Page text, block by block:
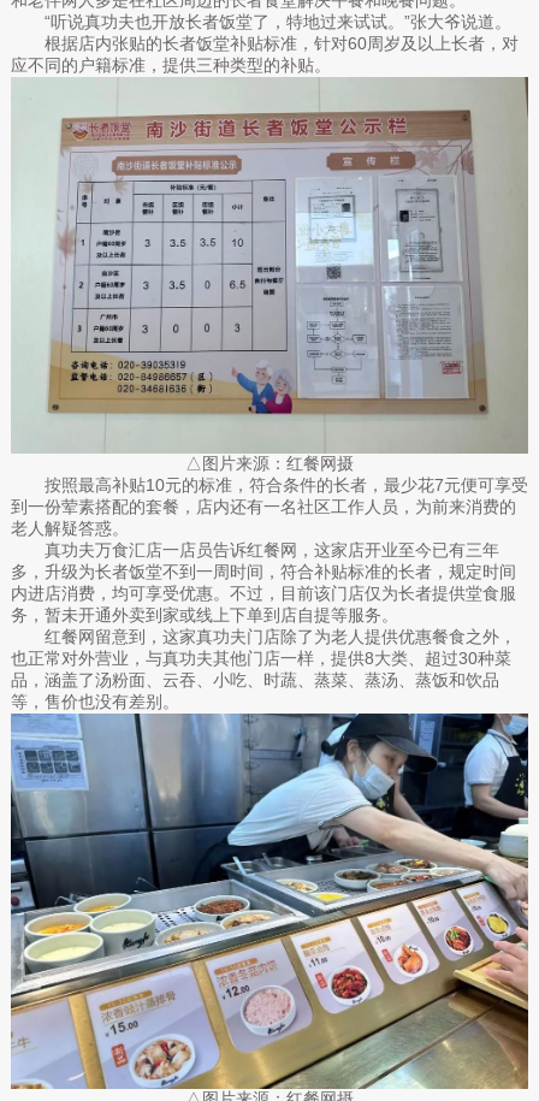
“听说真功夫也开放长者饭堂了，特地过来试试。”张大爷说道。
根据店内张贴的长者饭堂补贴标准，针对60周岁及以上长者，对
应不同的户籍标准，提供三种类型的补贴。
△图片来源：红餐网摄
按照最高补贴10元的标准，符合条件的长者，最少花7元便可享受
到一份荤素搭配的套餐，店内还有一名社区工作人员，为前来消费的
老人解疑答惑。
真功夫万食汇店一店员告诉红餐网，这家店开业至今已有三年
多，升级为长者饭堂不到一周时间，符合补贴标准的长者，规定时间
内进店消费，均可享受优惠。不过，目前该门店仅为长者提供堂食服
务，暂未开通外卖到家或线上下单到店自提等服务。
红餐网留意到，这家真功夫门店除了为老人提供优惠餐食之外，
也正常对外营业，与真功夫其他门店一样，提供8大类、超过30种菜
品，涵盖了汤粉面、云吞、小吃、时蔬、蒸菜、蒸汤、蒸饭和饮品
等，售价也没有差别。